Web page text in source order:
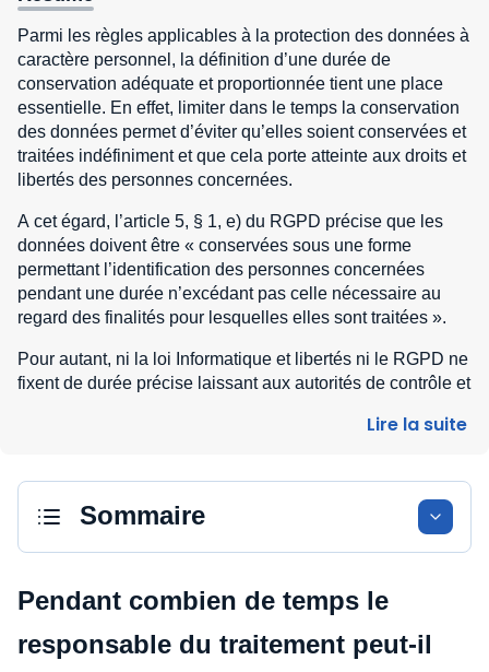
Parmi les règles applicables à la protection des données à
caractère personnel, la définition d’une durée de
conservation adéquate et proportionnée tient une place
essentielle. En effet, limiter dans le temps la conservation
des données permet d’éviter qu’elles soient conservées et
traitées indéfiniment et que cela porte atteinte aux droits et
libertés des personnes concernées.
A cet égard, l’article 5, § 1, e) du RGPD précise que les
données doivent être « conservées sous une forme
permettant l’identification des personnes concernées
pendant une durée n’excédant pas celle nécessaire au
regard des finalités pour lesquelles elles sont traitées ».
Pour autant, ni la loi Informatique et libertés ni le RGPD ne
fixent de durée précise laissant aux autorités de contrôle et
d’interprétation au regard des circonstances entourant un
Lire la suite
Sommaire
Pendant combien de temps le
responsable du traitement peut-il